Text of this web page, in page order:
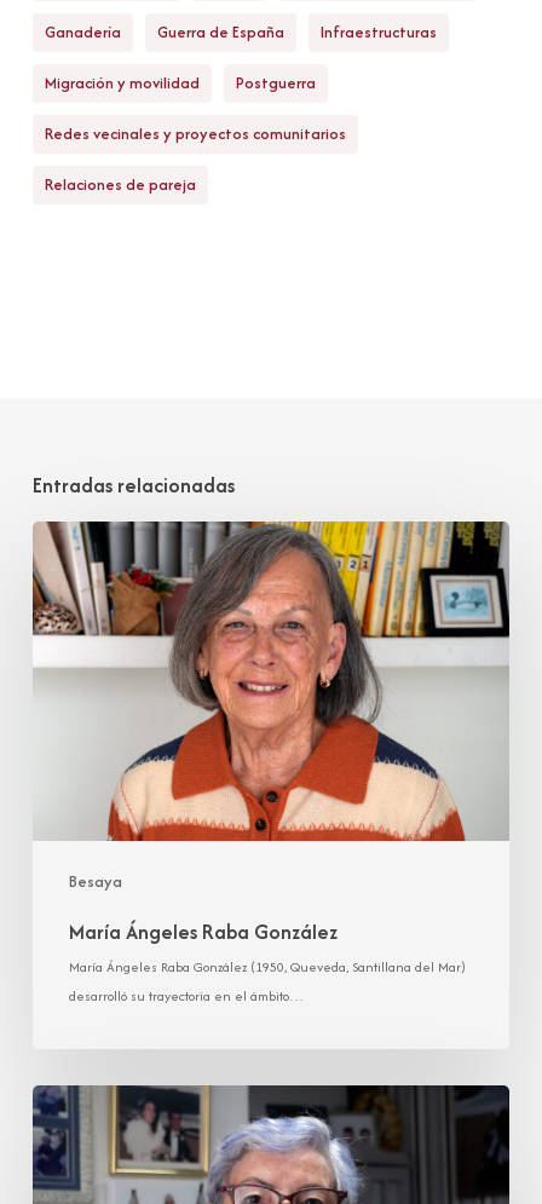
Ganadería Guerra de España Infraestructuras
Migración y movilidad Postguerra
Redes vecinales y proyectos comunitarios
Relaciones de pareja
Entradas relacionadas
Besaya
María
Ángeles
Raba
González
María Ángeles Raba González
María Ángeles Raba González (1950, Queveda, Santillana del Mar)
desarrolló su trayectoria en el ámbito…
María
Juana
Gómez
Gómez